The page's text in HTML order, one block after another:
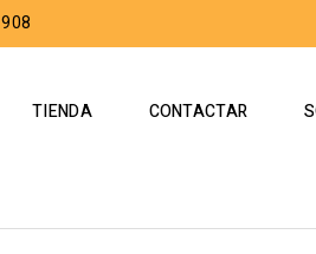
TIENDA CONTACTAR